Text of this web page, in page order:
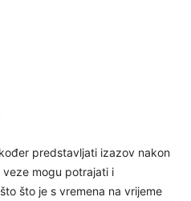
predstavljati izazov nakon
mogu potrajati i
što je s vremena na vrijeme